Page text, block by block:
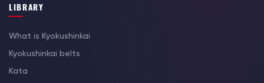
LIBRARY
What is Kyokushinkai
Kyokushinkai belts
Kata